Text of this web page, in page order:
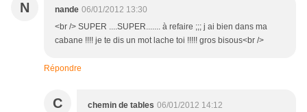
N nande 06/01/2012 13:30
<br /> SUPER ....SUPER....... à refaire ;;; j ai bien dans ma
cabane !!!! je te dis un mot lache toi !!!!! gros bisous<br />
Répondre
C chemin de tables 06/01/2012 14:12